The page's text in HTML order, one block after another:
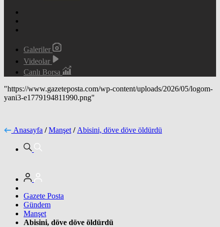
Galeriler
Videolar
Canlı Borsa
"https://www.gazeteposta.com/wp-content/uploads/2026/05/logom-
yani3-e1779194811990.png"
Anasayfa / Manşet / Abisini, döve döve öldürdü
Gazete Posta
Gündem
Manşet
Abisini, döve döve öldürdü